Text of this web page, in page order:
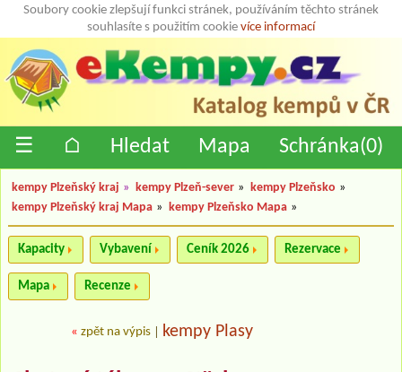
Soubory cookie zlepšují funkci stránek, používáním těchto stránek
souhlasíte s použitím cookie více informací
☰ ⌂ Hledat Mapa Schránka(0)
kempy Plzeňský kraj » kempy Plzeň-sever » kempy Plzeňsko »
kempy Plzeňský kraj Mapa » kempy Plzeňsko Mapa »
Kapacity Vybavení Ceník 2026 Rezervace
Mapa Recenze
« zpět na výpis kempy Plasy